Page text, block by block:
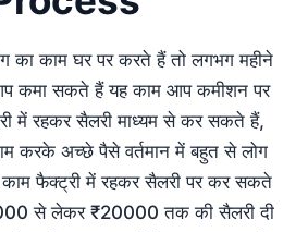
काम घर पर करते हैं तो लगभग महीने
कमा सकते हैं यह काम आप कमीशन पर
में रहकर सैलरी माध्यम से कर सकते हैं,
करके अच्छे पैसे वर्तमान में बहुत से लोग
फैक्ट्री में रहकर सैलरी पर कर सकते
से लेकर ₹20000 तक की सैलरी दी